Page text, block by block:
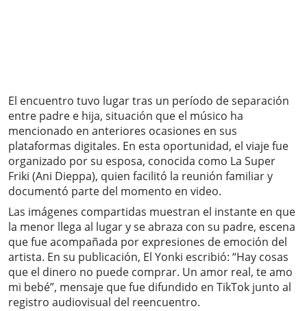
El encuentro tuvo lugar tras un período de separación
entre padre e hija, situación que el músico ha
mencionado en anteriores ocasiones en sus
plataformas digitales. En esta oportunidad, el viaje fue
organizado por su esposa, conocida como La Super
Friki (Ani Dieppa), quien facilitó la reunión familiar y
documentó parte del momento en video.
Las imágenes compartidas muestran el instante en que
la menor llega al lugar y se abraza con su padre, escena
que fue acompañada por expresiones de emoción del
artista. En su publicación, El Yonki escribió: “Hay cosas
que el dinero no puede comprar. Un amor real, te amo
mi bebé”, mensaje que fue difundido en TikTok junto al
registro audiovisual del reencuentro.